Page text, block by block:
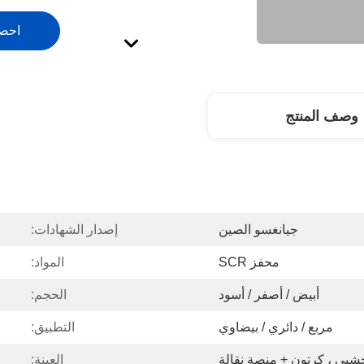
وصف المنتج
جيانغسو الصين إصدار الشهادات:
محفز SCR المواد:
أبيض / أصفر / أسود الحجم:
مربع / دائري / بيضاوي التطبيق:
، كرتون + منصة نقالة العينة: